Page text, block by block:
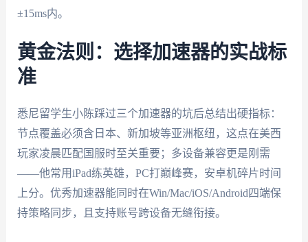
±15ms内。
黄金法则：选择加速器的实战标
准
悉尼留学生小陈踩过三个加速器的坑后总结出硬指标：
节点覆盖必须含日本、新加坡等亚洲枢纽，这点在美西
玩家凌晨匹配国服时至关重要；多设备兼容更是刚需
——他常用iPad练英雄，PC打巅峰赛，安卓机碎片时间
上分。优秀加速器能同时在Win/Mac/iOS/Android四端保
持策略同步，且支持账号跨设备无缝衔接。